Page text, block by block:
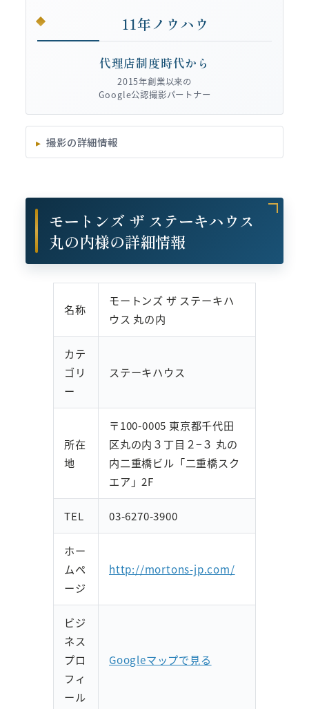
11年ノウハウ
代理店制度時代から
2015年創業以来の
Google公認撮影パートナー
撮影の詳細情報
モートンズ ザ ステーキハウス
丸の内様の詳細情報
名称
モートンズ ザ ステーキハ
ウス 丸の内
カテ
ゴリ
ー
ステーキハウス
所在
地
〒100-0005 東京都千代田
区丸の内３丁目２−３ 丸の
内二重橋ビル「二重橋スク
エア」2F
TEL 03-6270-3900
ホー
ムペ
ージ
http://mortons-jp.com/
ビジ
ネス
プロ
フィ
ール
Googleマップで見る